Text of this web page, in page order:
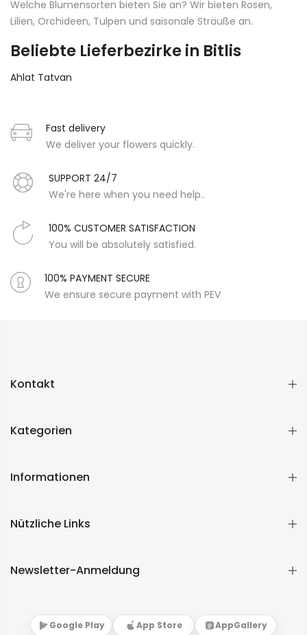
Welche Blumensorten bieten Sie an? Wir bieten Rosen,
Lilien, Orchideen, Tulpen und saisonale Sträuße an.
Beliebte Lieferbezirke in Bitlis
Ahlat Tatvan
Fast delivery
We deliver your flowers quickly.
SUPPORT 24/7
We're here when you need help..
100% CUSTOMER SATISFACTION
You will be absolutely satisfied.
100% PAYMENT SECURE
We ensure secure payment with PEV
Kontakt
Kategorien
Informationen
Nützliche Links
Newsletter-Anmeldung
Google Play App Store AppGallery